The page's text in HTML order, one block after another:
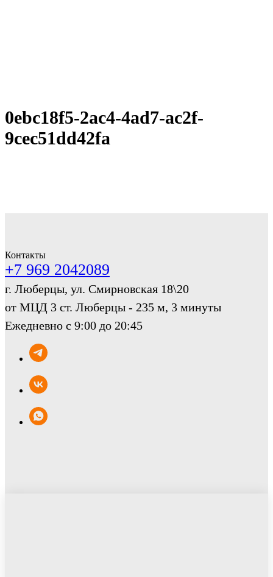
0ebc18f5-2ac4-4ad7-ac2f-
9cec51dd42fa
Контакты
+7 969 2042089
г. Люберцы, ул. Смирновская 18\20
от МЦД 3 ст. Люберцы - 235 м, 3 минуты
Ежедневно с 9:00 до 20:45